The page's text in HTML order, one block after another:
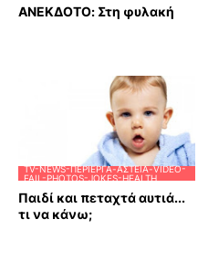
ΑΝΕΚΔΟΤΟ: Στη φυλακή
TV-NEWS-ΠΕΡΊΕΡΓΑ-ΑΣΤΕΊΑ-VIDEO-
FAIL-PHOTOS-JOKES-HEALTH
Παιδί και πεταχτά αυτιά...
τι να κάνω;